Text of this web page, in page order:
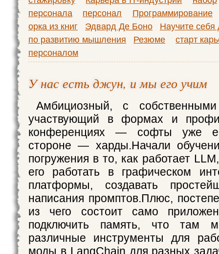
персонала
персонал
Программирование
орка из книг
Эдвард Де Боно
Научите себя
по развитию мышления
Резюме
старт
персоналом
У нас есть джун, и мы его учим
Амбициозный, с собственными
участвующий в формах и
конференциях — софты уже
стороне — харды.Начали
погружения в то, как работает
его работать в графическом
платформы, создавать
написания промптов.Плюс,
из чего состоит само
подключить память, что там
различные инструменты для
моды в LangChain для разных